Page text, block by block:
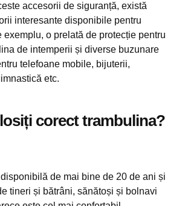
accesorii de siguranță, există
interesante disponibile pentru
exemplu, o prelată de protecție pentru
de intemperii și diverse buzunare
telefoane mobile, bijuterii,
etc.
corect trambulina?
de mai bine de 20 de ani și
tineri și bătrâni, sănătoși și bolnavi